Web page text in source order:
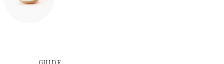
GUIDE